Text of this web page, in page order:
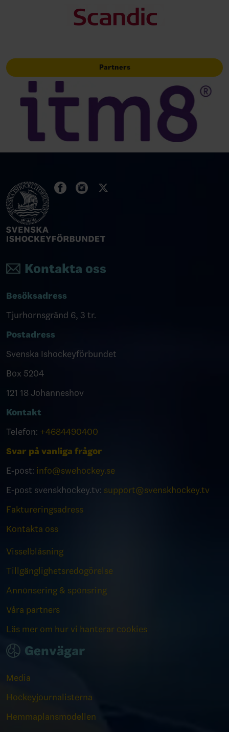
Partners
Kontakta oss
Besöksadress
Tjurhornsgränd 6, 3 tr.
Postadress
Svenska Ishockeyförbundet
Box 5204
121 18 Johanneshov
Kontakt
Telefon: +4684490400
Svar på vanliga frågor
E-post: info@swehockey.se
E-post svenskhockey.tv: support@svenskhockey.tv
Faktureringsadress
Kontakta oss
Visselblåsning
Tillgänglighetsredogörelse
Annonsering & sponsring
Våra partners
Läs mer om hur vi hanterar cookies
Genvägar
Media
Hockeyjournalisterna
Hemmaplansmodellen